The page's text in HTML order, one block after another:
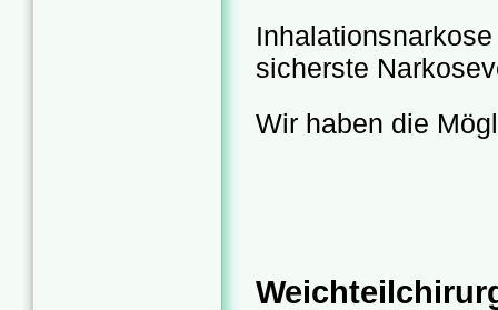
sicherste
Wir haben die